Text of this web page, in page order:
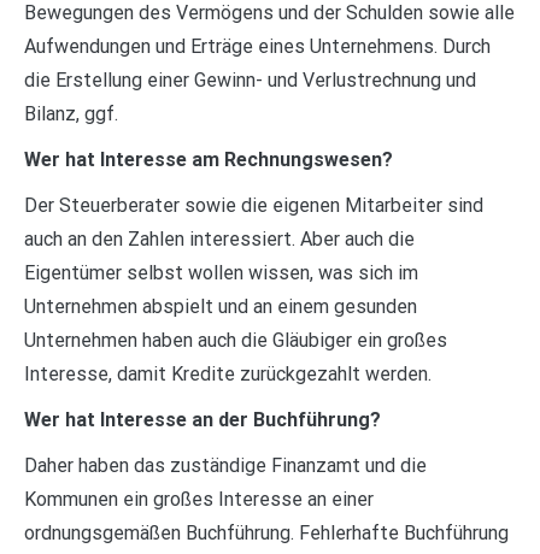
Bewegungen des Vermögens und der Schulden sowie alle
Aufwendungen und Erträge eines Unternehmens. Durch
die Erstellung einer Gewinn- und Verlustrechnung und
Bilanz, ggf.
Wer hat Interesse am Rechnungswesen?
Der Steuerberater sowie die eigenen Mitarbeiter sind
auch an den Zahlen interessiert. Aber auch die
Eigentümer selbst wollen wissen, was sich im
Unternehmen abspielt und an einem gesunden
Unternehmen haben auch die Gläubiger ein großes
Interesse, damit Kredite zurückgezahlt werden.
Wer hat Interesse an der Buchführung?
Daher haben das zuständige Finanzamt und die
Kommunen ein großes Interesse an einer
ordnungsgemäßen Buchführung. Fehlerhafte Buchführung